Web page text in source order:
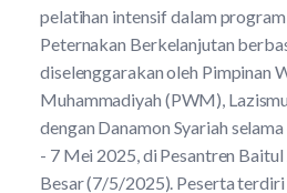
pelatihan intensif dalam
Peternakan Berkelanjutan
diselenggarakan oleh Pimpinan
Muhammadiyah (PWM),
dengan Danamon Syariah
- 7 Mei 2025, di Pesantren
Besar (7/5/2025). Peserta